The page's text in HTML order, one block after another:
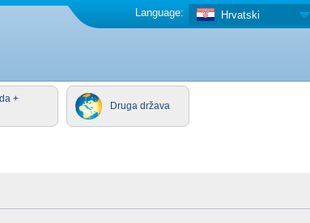
Hrvatski
Language:
+
Druga država